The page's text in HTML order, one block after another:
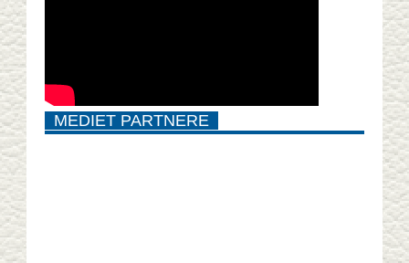
MEDIET PARTNERE